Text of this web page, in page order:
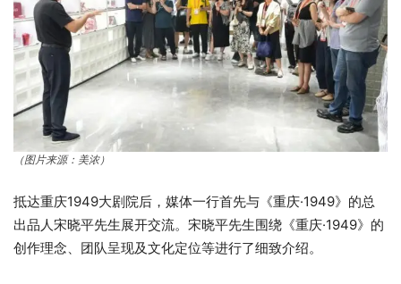
（图片来源：美浓）
抵达重庆1949大剧院后，媒体一行首先与《重庆·1949》的总
出品人宋晓平先生展开交流。宋晓平先生围绕《重庆·1949》的
创作理念、团队呈现及文化定位等进行了细致介绍。